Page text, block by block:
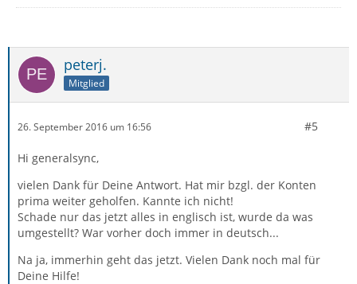
peterj.
Mitglied
26. September 2016 um 16:56 #5
Hi generalsync,
vielen Dank für Deine Antwort. Hat mir bzgl. der Konten
prima weiter geholfen. Kannte ich nicht!
Schade nur das jetzt alles in englisch ist, wurde da was
umgestellt? War vorher doch immer in deutsch...
Na ja, immerhin geht das jetzt. Vielen Dank noch mal für
Deine Hilfe!